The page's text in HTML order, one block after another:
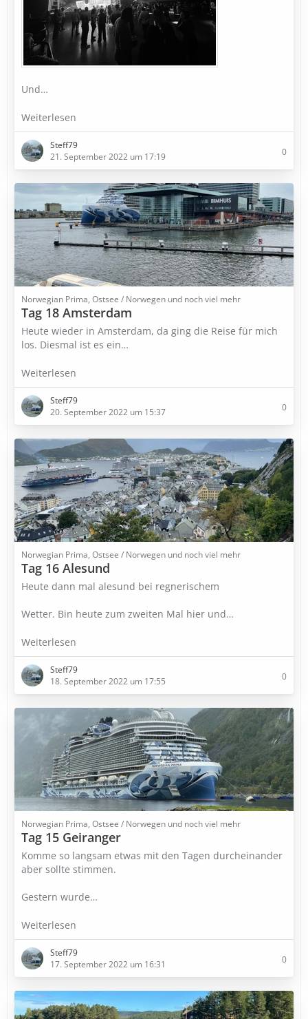
Und…
Weiterlesen
Steff79
21. September 2022 um 17:19
0
Norwegian Prima, Ostsee / Norwegen und noch viel mehr
Tag 18 Amsterdam
Heute wieder in Amsterdam, da ging die Reise für mich
los. Diesmal ist es ein…
Weiterlesen
Steff79
20. September 2022 um 15:37
0
Norwegian Prima, Ostsee / Norwegen und noch viel mehr
Tag 16 Alesund
Heute dann mal alesund bei regnerischem
Wetter. Bin heute zum zweiten Mal hier und…
Weiterlesen
Steff79
18. September 2022 um 17:55
0
Norwegian Prima, Ostsee / Norwegen und noch viel mehr
Tag 15 Geiranger
Komme so langsam etwas mit den Tagen durcheinander
aber sollte stimmen.
Gestern wurde…
Weiterlesen
Steff79
17. September 2022 um 16:31
0